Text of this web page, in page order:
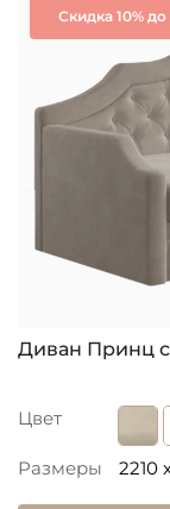
Скидка 10%
Диван Принц
Цвет
Размеры 2210